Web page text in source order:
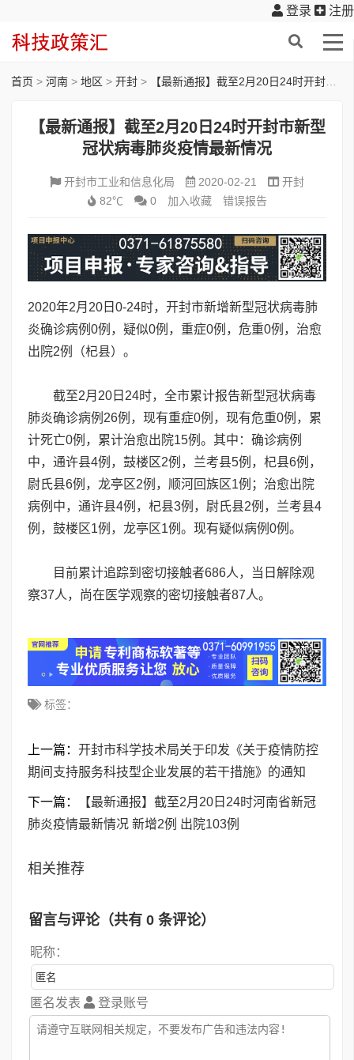
登录 注册
首页 > 河南 > 地区 > 开封 > 【最新通报】截至2月20日24时开封市新型冠状病毒肺炎疫情最新情况
【最新通报】截至2月20日24时开封市新型
冠状病毒肺炎疫情最新情况
开封市工业和信息化局 2020-02-21
开封
82℃
0 加入收藏 错误报告
2020年2月20日0-24时，开封市新增新型冠状病毒肺
炎确诊病例0例，疑似0例，重症0例，危重0例，治愈
出院2例（杞县）。
截至2月20日24时，全市累计报告新型冠状病毒
肺炎确诊病例26例，现有重症0例，现有危重0例，累
计死亡0例，累计治愈出院15例。其中：确诊病例
中，通许县4例，鼓楼区2例，兰考县5例，杞县6例，
尉氏县6例，龙亭区2例，顺河回族区1例；治愈出院
病例中，通许县4例，杞县3例，尉氏县2例，兰考县4
例，鼓楼区1例，龙亭区1例。现有疑似病例0例。
目前累计追踪到密切接触者686人，当日解除观
察37人，尚在医学观察的密切接触者87人。
标签：
上一篇： 开封市科学技术局关于印发《关于疫情防控
期间支持服务科技型企业发展的若干措施》的通知
下一篇：
【最新通报】截至2月20日24时河南省新冠
肺炎疫情最新情况 新增2例 出院103例
相关推荐
留言与评论（共有 0 条评论）
昵称：
匿名发表 登录账号